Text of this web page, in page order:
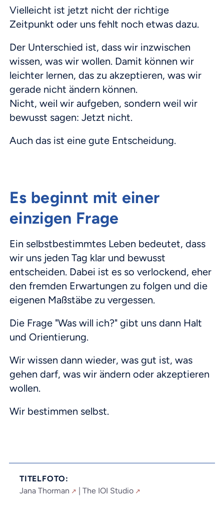
Vielleicht ist jetzt nicht der richtige
Zeitpunkt oder uns fehlt noch etwas dazu.
Der Unterschied ist, dass wir inzwischen
wissen, was wir wollen. Damit können wir
leichter lernen, das zu akzeptieren, was wir
gerade nicht ändern können.
Nicht, weil wir aufgeben, sondern weil wir
bewusst sagen: Jetzt nicht.
Auch das ist eine gute Entscheidung.
Es beginnt mit einer
einzigen Frage
Ein selbstbestimmtes Leben bedeutet, dass
wir uns jeden Tag klar und bewusst
entscheiden. Dabei ist es so verlockend, eher
den fremden Erwartungen zu folgen und die
eigenen Maßstäbe zu vergessen.
Die Frage "Was will ich?" gibt uns dann Halt
und Orientierung.
Wir wissen dann wieder, was gut ist, was
gehen darf, was wir ändern oder akzeptieren
wollen.
Wir bestimmen selbst.
TITELFOTO:
Jana Thorman
The IOI Studio